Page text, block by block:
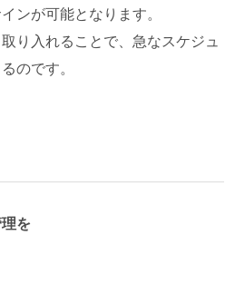
ンが可能となります。
り入れることで、急なスケジュ
のです。
を